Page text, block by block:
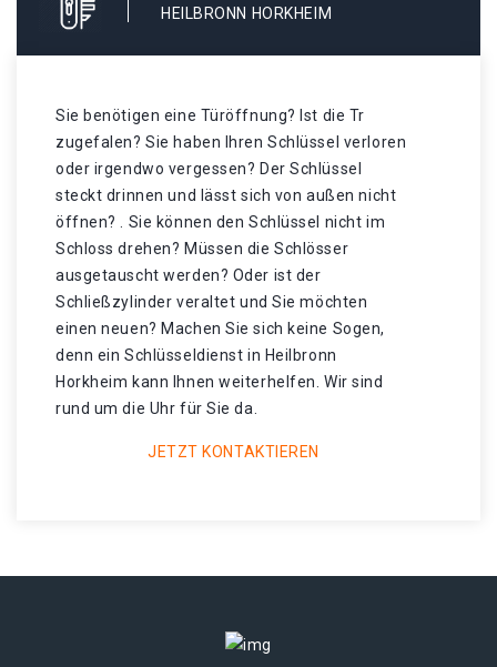
EILBRONN HORKHEIM
Sie benötigen eine Türöffnung? Ist die Tr
zugefalen? Sie haben Ihren Schlüssel verloren
oder irgendwo vergessen? Der Schlüssel
steckt drinnen und lässt sich von außen nicht
öffnen? . Sie können den Schlüssel nicht im
Schloss drehen? Müssen die Schlösser
ausgetauscht werden? Oder ist der
Schließzylinder veraltet und Sie möchten
einen neuen? Machen Sie sich keine Sogen,
denn ein Schlüsseldienst in Heilbronn
Horkheim kann Ihnen weiterhelfen. Wir sind
rund um die Uhr für Sie da.
JETZT KONTAKTIEREN